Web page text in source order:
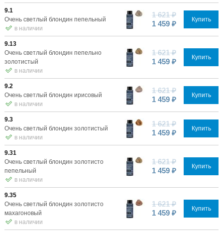
9.1
Очень светлый блондин пепельный
в наличии
1 621 ₽
1 459 ₽
Купить
9.13
Очень светлый блондин пепельно
золотистый
в наличии
1 621 ₽
1 459 ₽
Купить
9.2
Очень светлый блондин ирисовый
в наличии
1 621 ₽
1 459 ₽
Купить
9.3
Очень светлый блондин золотистый
в наличии
1 621 ₽
1 459 ₽
Купить
9.31
Очень светлый блондин золотисто
пепельный
в наличии
1 621 ₽
1 459 ₽
Купить
9.35
Очень светлый блондин золотисто
махагоновый
в наличии
1 621 ₽
1 459 ₽
Купить